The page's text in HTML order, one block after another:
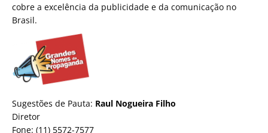
cobre a excelência da publicidade e da comunicação no
Brasil.
Sugestões de Pauta: Raul Nogueira Filho
Diretor
Fone: (11) 5572-7577